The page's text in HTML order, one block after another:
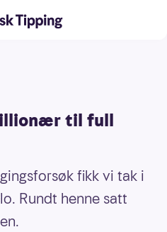
til full
fikk vi tak i
Rundt henne satt